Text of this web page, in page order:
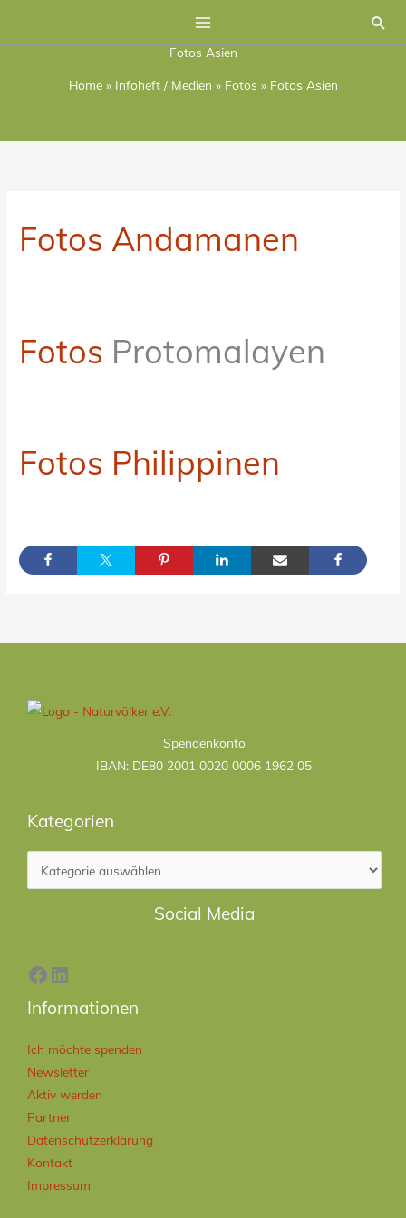
Fotos Asien
Home » Infoheft / Medien » Fotos » Fotos Asien
Fotos Andamanen
Fotos Protomalayen
Fotos Philippinen
Spendenkonto
IBAN: DE80 2001 0020 0006 1962 05
Kategorien
Social Media
Facebook
LinkedIn
Informationen
Ich möchte spenden
Newsletter
Aktiv werden
Partner
Datenschutzerklärung
Kontakt
Impressum